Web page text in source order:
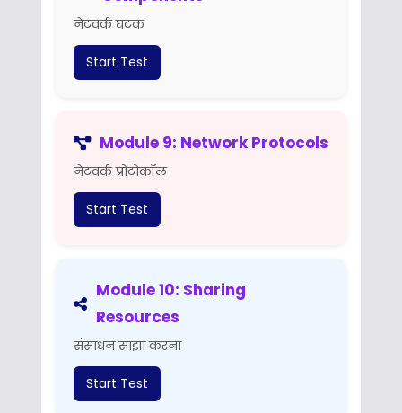
नेटवर्क घटक
Start Test
Module 9: Network Protocols
नेटवर्क प्रोटोकॉल
Start Test
Module 10: Sharing
Resources
संसाधन साझा करना
Start Test